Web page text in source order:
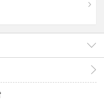
는 것인가
이다
실수는 스승이다
야 한다